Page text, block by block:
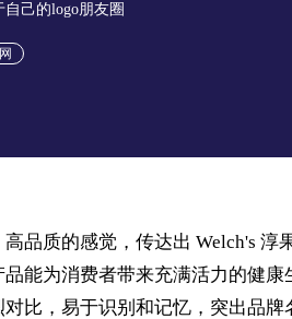
己的logo朋友圈
品质的感觉，传达出 Welch's
能为消费者带来充满活力的健
比，易于识别和记忆，突出品牌